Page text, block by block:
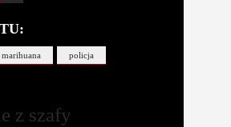
marihuana policja